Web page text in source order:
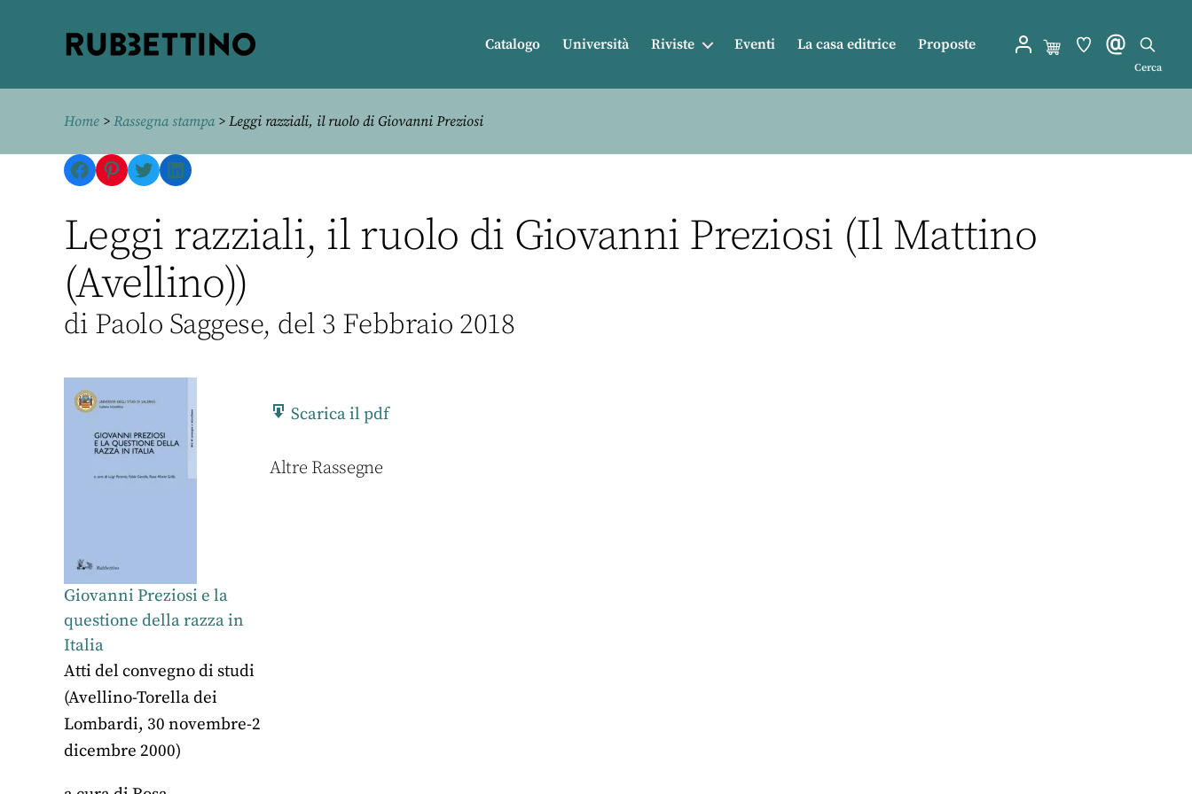
Catalogo Università Riviste Eventi La casa editrice Proposte
Cerca
Home > Rassegna stampa> Leggi razziali, il ruolo di Giovanni Preziosi
Facebook
Pinterest
TwitterLinkedIn
Leggi razziali, il ruolo di Giovanni Preziosi (Il Mattino
(Avellino))
di Paolo Saggese, del 3 Febbraio 2018
Giovanni Preziosi e la
questione della razza in
Italia
Atti del convegno di studi
(Avellino-Torella dei
Lombardi, 30 novembre-2
dicembre 2000)
Scarica il pdf
Altre Rassegne